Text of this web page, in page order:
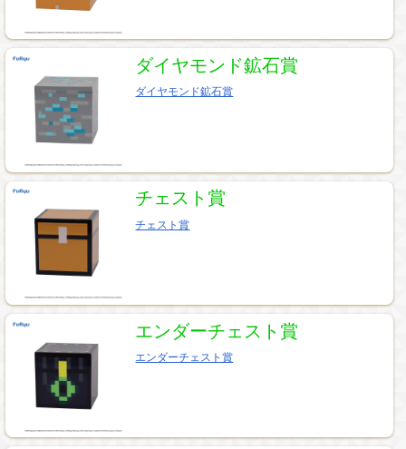
ダイヤモンド鉱石賞
ダイヤモンド鉱石賞
チェスト賞
チェスト賞
エンダーチェスト賞
エンダーチェスト賞